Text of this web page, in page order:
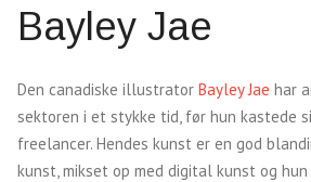
Bayley Jae
Den canadiske illustrator Bayley Jae har
sektoren i et stykke tid, før hun kastede
freelancer. Hendes kunst er en god
kunst, mikset op med digital kunst og